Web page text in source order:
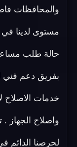
والمحافظات
حالة طلب
بفريق دعم فني
خدمات الاصلاح
واصلاح الجهاز
لحرصنا الدائم